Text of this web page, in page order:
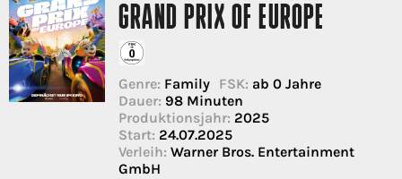
GRAND PRIX OF EUROPE
Genre: Family FSK: ab 0 Jahre
Dauer: 98 Minuten
Produktionsjahr: 2025
Start: 24.07.2025
Verleih: Warner Bros. Entertainment
GmbH